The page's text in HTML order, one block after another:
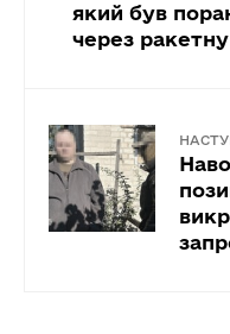
який був
через